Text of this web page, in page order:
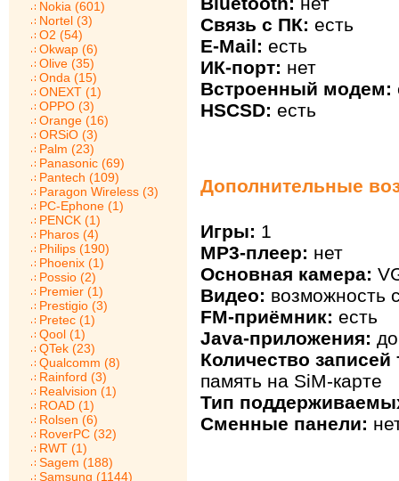
Nokia (601)
Nortel (3)
O2 (54)
Okwap (6)
Olive (35)
Onda (15)
ONEXT (1)
OPPO (3)
Orange (16)
ORSiO (3)
Palm (23)
Panasonic (69)
Pantech (109)
Paragon Wireless (3)
PC-Ephone (1)
PENCK (1)
Pharos (4)
Philips (190)
Phoenix (1)
Possio (2)
Premier (1)
Prestigio (3)
Pretec (1)
Qool (1)
QTek (23)
Qualcomm (8)
Rainford (3)
Realvision (1)
ROAD (1)
Rolsen (6)
RoverPC (32)
RWT (1)
Sagem (188)
Samsung (1144)
Связь с ПК: есть
E-Mail: есть
ИК-порт: нет
Встроенный модем:
HSCSD: есть
Дополнительные
Игры: 1
MP3-плеер: нет
Основная камера:
Видео: возможность
FM-приёмник: есть
Java-приложения:
Количество
память на SiM-карте
Тип
Сменные панели: